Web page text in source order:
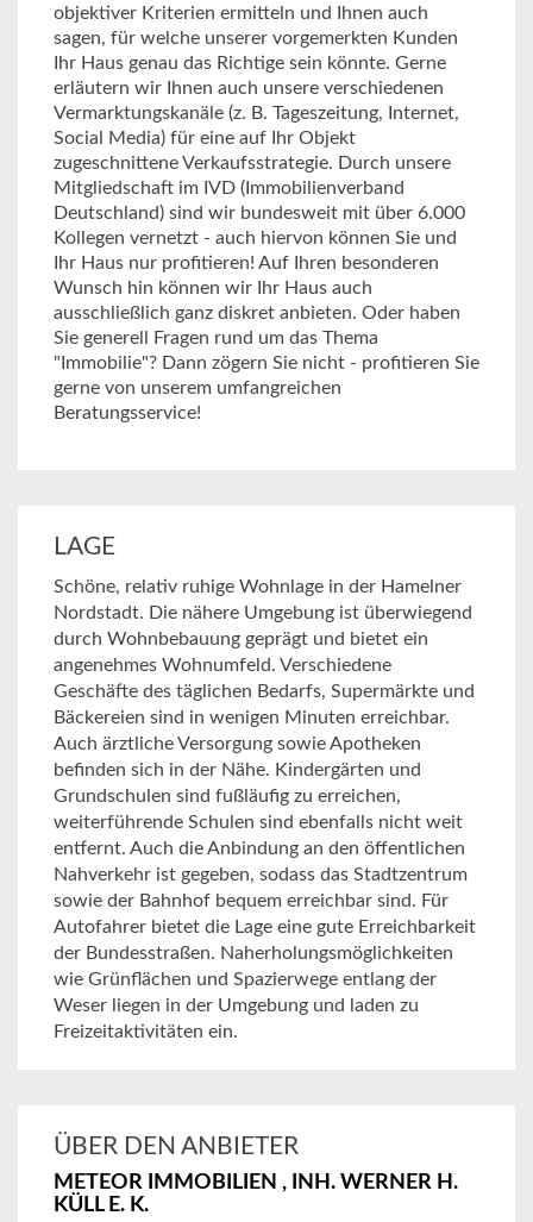
objektiver Kriterien ermitteln und Ihnen auch
sagen, für welche unserer vorgemerkten Kunden
Ihr Haus genau das Richtige sein könnte. Gerne
erläutern wir Ihnen auch unsere verschiedenen
Vermarktungskanäle (z. B. Tageszeitung, Internet,
Social Media) für eine auf Ihr Objekt
zugeschnittene Verkaufsstrategie. Durch unsere
Mitgliedschaft im IVD (Immobilienverband
Deutschland) sind wir bundesweit mit über 6.000
Kollegen vernetzt - auch hiervon können Sie und
Ihr Haus nur profitieren! Auf Ihren besonderen
Wunsch hin können wir Ihr Haus auch
ausschließlich ganz diskret anbieten. Oder haben
Sie generell Fragen rund um das Thema
"Immobilie"? Dann zögern Sie nicht - profitieren Sie
gerne von unserem umfangreichen
Beratungsservice!
LAGE
Schöne, relativ ruhige Wohnlage in der Hamelner
Nordstadt. Die nähere Umgebung ist überwiegend
durch Wohnbebauung geprägt und bietet ein
angenehmes Wohnumfeld. Verschiedene
Geschäfte des täglichen Bedarfs, Supermärkte und
Bäckereien sind in wenigen Minuten erreichbar.
Auch ärztliche Versorgung sowie Apotheken
befinden sich in der Nähe. Kindergärten und
Grundschulen sind fußläufig zu erreichen,
weiterführende Schulen sind ebenfalls nicht weit
entfernt. Auch die Anbindung an den öffentlichen
Nahverkehr ist gegeben, sodass das Stadtzentrum
sowie der Bahnhof bequem erreichbar sind. Für
Autofahrer bietet die Lage eine gute Erreichbarkeit
der Bundesstraßen. Naherholungsmöglichkeiten
wie Grünflächen und Spazierwege entlang der
Weser liegen in der Umgebung und laden zu
Freizeitaktivitäten ein.
ÜBER DEN ANBIETER
METEOR IMMOBILIEN , INH. WERNER H.
KÜLL E. K.